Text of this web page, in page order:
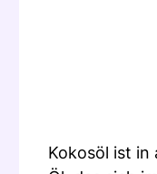
Kokosöl ist in